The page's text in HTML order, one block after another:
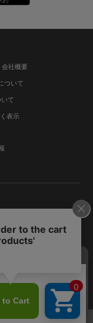
会社概要
ついて
て
表示
Reserved.